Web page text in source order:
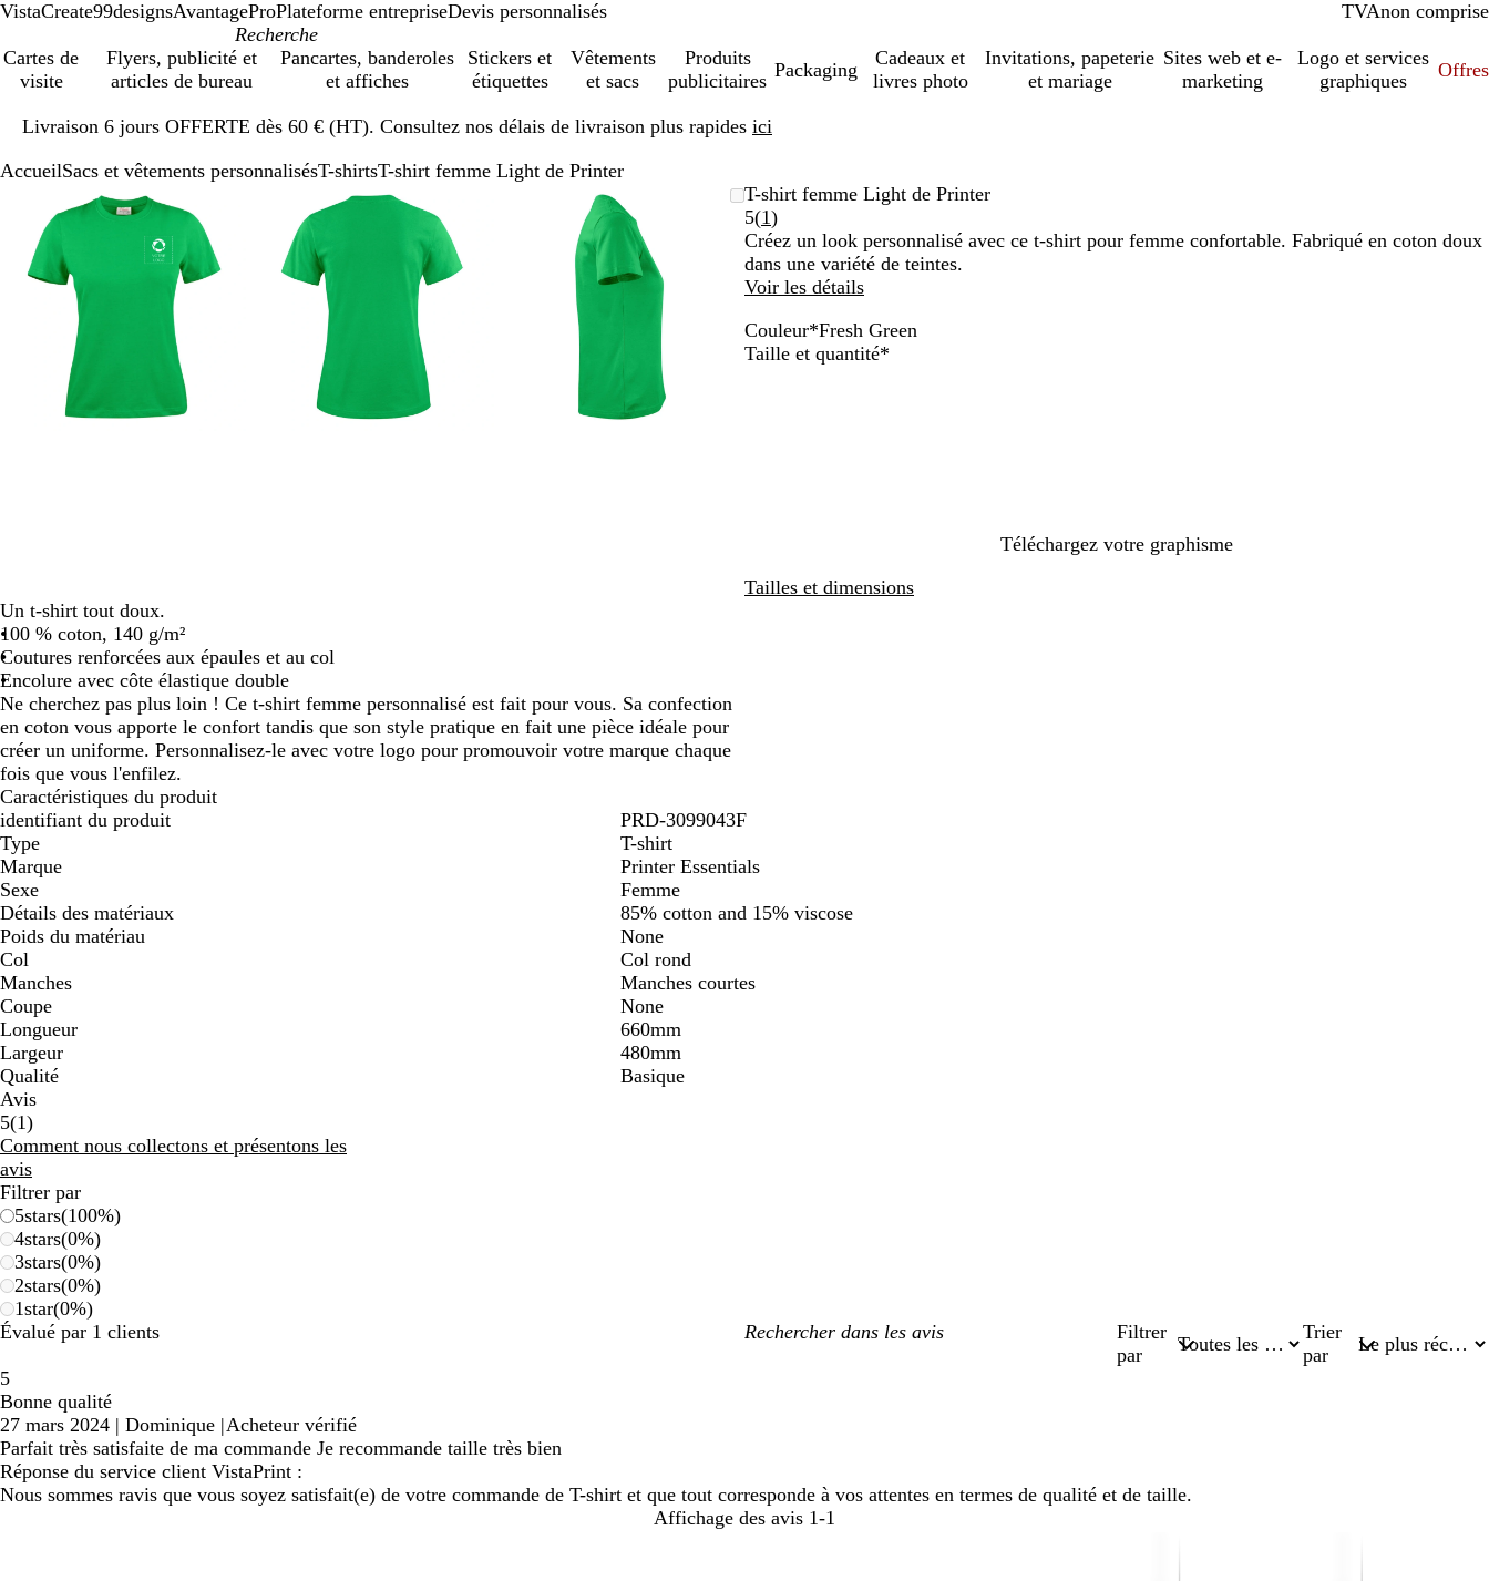
VistaCreate99designsAvantageProPlateforme entrepriseDevis personnalisés TVAcomprise
non comprise
Cartes de
visite
Flyers, publicité et
articles de bureau
Pancartes, banderoles
et affiches
Stickers et
étiquettes
Vêtements
et sacs
Produits
publicitaires
Packaging
Cadeaux et
livres photo
Invitations, papeterie
et mariage
Sites web et e-
marketing
Logo et services
graphiques
Offres
Livraison 6 jours OFFERTE dès 60 € (HT). Consultez nos délais de livraison plus rapides ici
1
AccueilSacs et vêtements personnalisésT-shirtsT-shirt femme Light de Printer
Image
zoomable
Zoom
au
minimum
Cliquez
pour
développer
Utilisez
les
touches
plus
zoomer
touches
Image
zoomable
Zoom
minimum
Cliquez
développer
Utilisez
touches
moins
zoomer
touches
zoomable
au
minimum
pour
développer
les
touches
plus
et
moins
zoomer
les
touches
T-shirt femme Light de Printer
5(1Lire
les
1
avis
)
Créez un look personnalisé avec ce t-shirt pour femme confortable. Fabriqué en coton doux
dans une variété de teintes.
Voir les détails
Couleur*Fresh Green
G
e
F
R
W
O
N
B
S
Taille et quantité*
Téléchargez votre graphisme
Tailles et dimensions
Un t-shirt tout doux.
100 % coton, 140 g/m²
Coutures renforcées aux épaules et au col
Encolure avec côte élastique double
Ne cherchez pas plus loin ! Ce t-shirt femme personnalisé est fait pour vous. Sa confection
en coton vous apporte le confort tandis que son style pratique en fait une pièce idéale pour
créer un uniforme. Personnalisez-le avec votre logo pour promouvoir votre marque chaque
fois que vous l'enfilez.
Caractéristiques du produit
identifiant du produit
PRD-3099043F
Type
T-shirt
Marque
Printer Essentials
Sexe
Femme
Détails des matériaux
85% cotton and 15% viscose
Poids du matériau
None
Col
Col rond
Manches
Manches courtes
Coupe
None
Longueur
660mm
Largeur
480mm
Qualité
Basique
Avis
5(11
avis
)
Comment nous collectons et présentons les
avis
Filtrer par
5stars(100%)
4stars(0%)
3stars(0%)
2stars(0%)
1star(0%)
Évalué par 1 clients
Mes
Filtrer
par
Trier
par
5
Bonne qualité
27 mars 2024 | Dominique |Acheteur vérifié
Parfait très satisfaite de ma commande Je recommande taille très bien
Réponse du service client VistaPrint :
Nous sommes ravis que vous soyez satisfait(e) de votre commande de T-shirt et que tout corresponde à vos attentes en termes de qualité et de taille.
Affichage des avis 1-1